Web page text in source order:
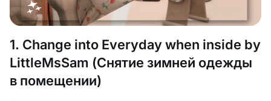
1. Change into Everyday when inside by
LittleMsSam (Снятие зимней одежды
в помещении)